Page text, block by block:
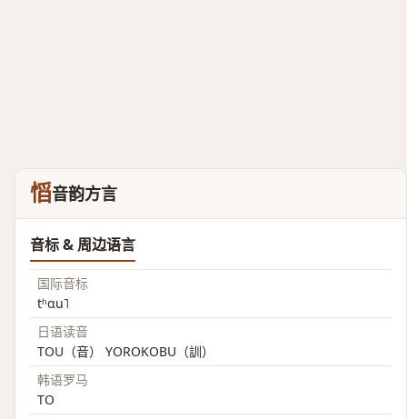
慆音韵方言
音标 & 周边语言
国际音标
tʰɑu˥
日语读音
TOU（音） YOROKOBU（訓）
韩语罗马
TO